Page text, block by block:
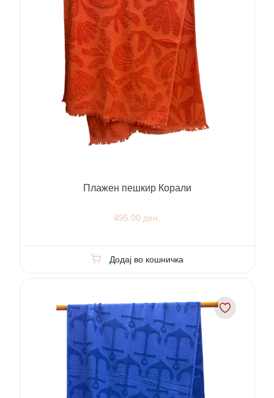
Плажен пешкир Корали
495.00 ден.
Додај во кошничка